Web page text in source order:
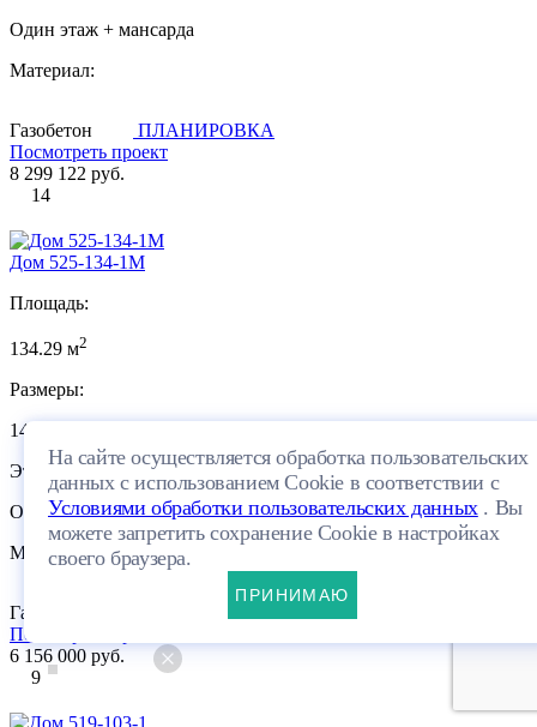
Один этаж + мансарда
Материал:
Газобетон
ПЛАНИРОВКА
Посмотреть проект
8 299 122 руб.
14
Дом 525-134-1М
Площадь:
134.29 м2
Размеры:
14.45×9.31м
Этажей:
Один этаж + мансарда
Материал:
Газобетон
Посмотреть проект
6 156 000 руб.
9
На сайте осуществляется обработка пользовательских
данных с использованием Cookie в соответствии с
Условиями обработки пользовательских данных. Вы
можете запретить сохранение Cookie в настройках
своего браузера.
ПРИНИМАЮ